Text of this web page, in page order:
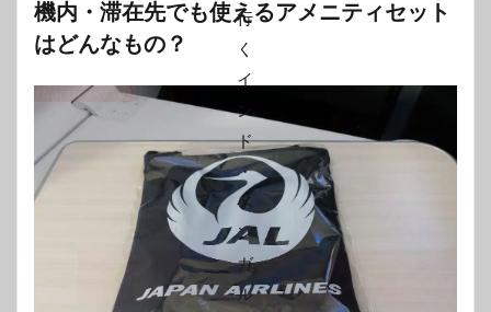
機内・滞在先でも使えるアメニティセット
はどんなもの？